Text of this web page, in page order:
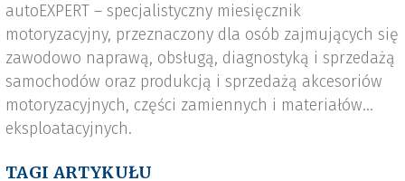
autoEXPERT – specjalistyczny miesięcznik
motoryzacyjny, przeznaczony dla osób zajmujących się
zawodowo naprawą, obsługą, diagnostyką i sprzedażą
samochodów oraz produkcją i sprzedażą akcesoriów
motoryzacyjnych, części zamiennych i materiałów
eksploatacyjnych.
TAGI ARTYKUŁU